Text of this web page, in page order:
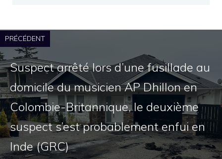
PRÉCÉDENT
Suspect arrêté lors d’une fusillade au
domicile du musicien AP Dhillon en
Colombie-Britannique, le deuxième
suspect s’est probablement enfui en
Inde (GRC)